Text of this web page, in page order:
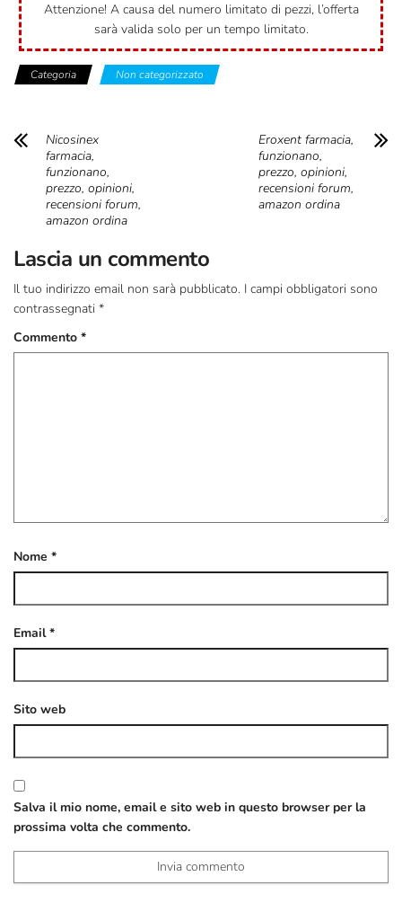
Attenzione! A causa del numero limitato di pezzi, l’offerta
sarà valida solo per un tempo limitato.
Categoria Non categorizzato
Nicosinex
farmacia,
funzionano,
prezzo, opinioni,
recensioni forum,
amazon ordina
Eroxent farmacia,
funzionano,
prezzo, opinioni,
recensioni forum,
amazon ordina
Lascia un commento
Il tuo indirizzo email non sarà pubblicato. I campi obbligatori sono
contrassegnati *
Commento *
Nome *
Email*
Sito web
Salva il mio nome, email e sito web in questo browser per la
prossima volta che commento.